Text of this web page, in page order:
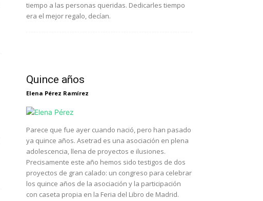
tiempo a las personas queridas. Dedicarles tiempo
era el mejor regalo, decían.
Quince años
Elena Pérez Ramírez
Parece que fue ayer cuando nació, pero han pasado
ya quince años. Asetrad es una asociación en plena
adolescencia, llena de proyectos e ilusiones.
Precisamente este año hemos sido testigos de dos
proyectos de gran calado: un congreso para celebrar
los quince años de la asociación y la participación
con caseta propia en la Feria del Libro de Madrid.